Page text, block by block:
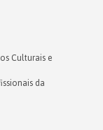
Culturais e
da